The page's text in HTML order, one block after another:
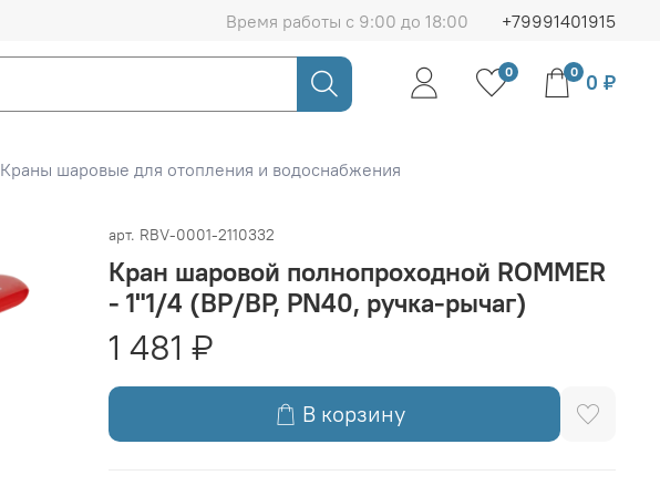
Время работы с 9:00 до 18:00 +79991401915
0 0 0 ₽
Краны шаровые для отопления и водоснабжения
арт. RBV-0001-2110332
Кран шаровой полнопроходной ROMMER
- 1"1/4 (ВР/ВР, PN40, ручка-рычаг)
1 481 ₽
В корзину